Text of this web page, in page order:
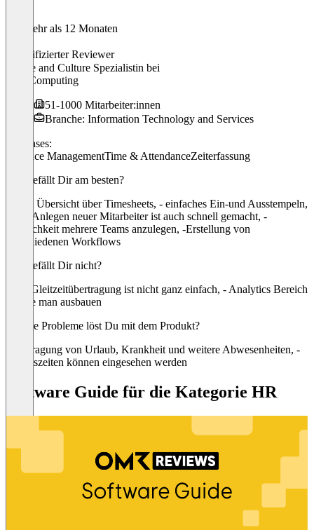
Vor mehr als 12 Monaten
Verifizierter Reviewer
People and Culture Spezialistin bei
Web Computing
51-1000 Mitarbeiter:innen
Branche: Information Technology and Services
Use cases:
Absence ManagementTime & AttendanceZeiterfassung
Was gefällt Dir am besten?
- Gute Übersicht über Timesheets, - einfaches Ein-und Ausstempeln,
- Das Anlegen neuer Mitarbeiter ist auch schnell gemacht, -
Möglichkeit mehrere Teams anzulegen, -Erstellung von
verschiedenen Workflows
Was gefällt Dir nicht?
- Die Gleitzeitübertragung ist nicht ganz einfach, - Analytics Bereich
könnte man ausbauen
Welche Probleme löst Du mit dem Produkt?
Beantragung von Urlaub, Krankheit und weitere Abwesenheiten, -
Arbeitszeiten können eingesehen werden
Software Guide für die Kategorie HR